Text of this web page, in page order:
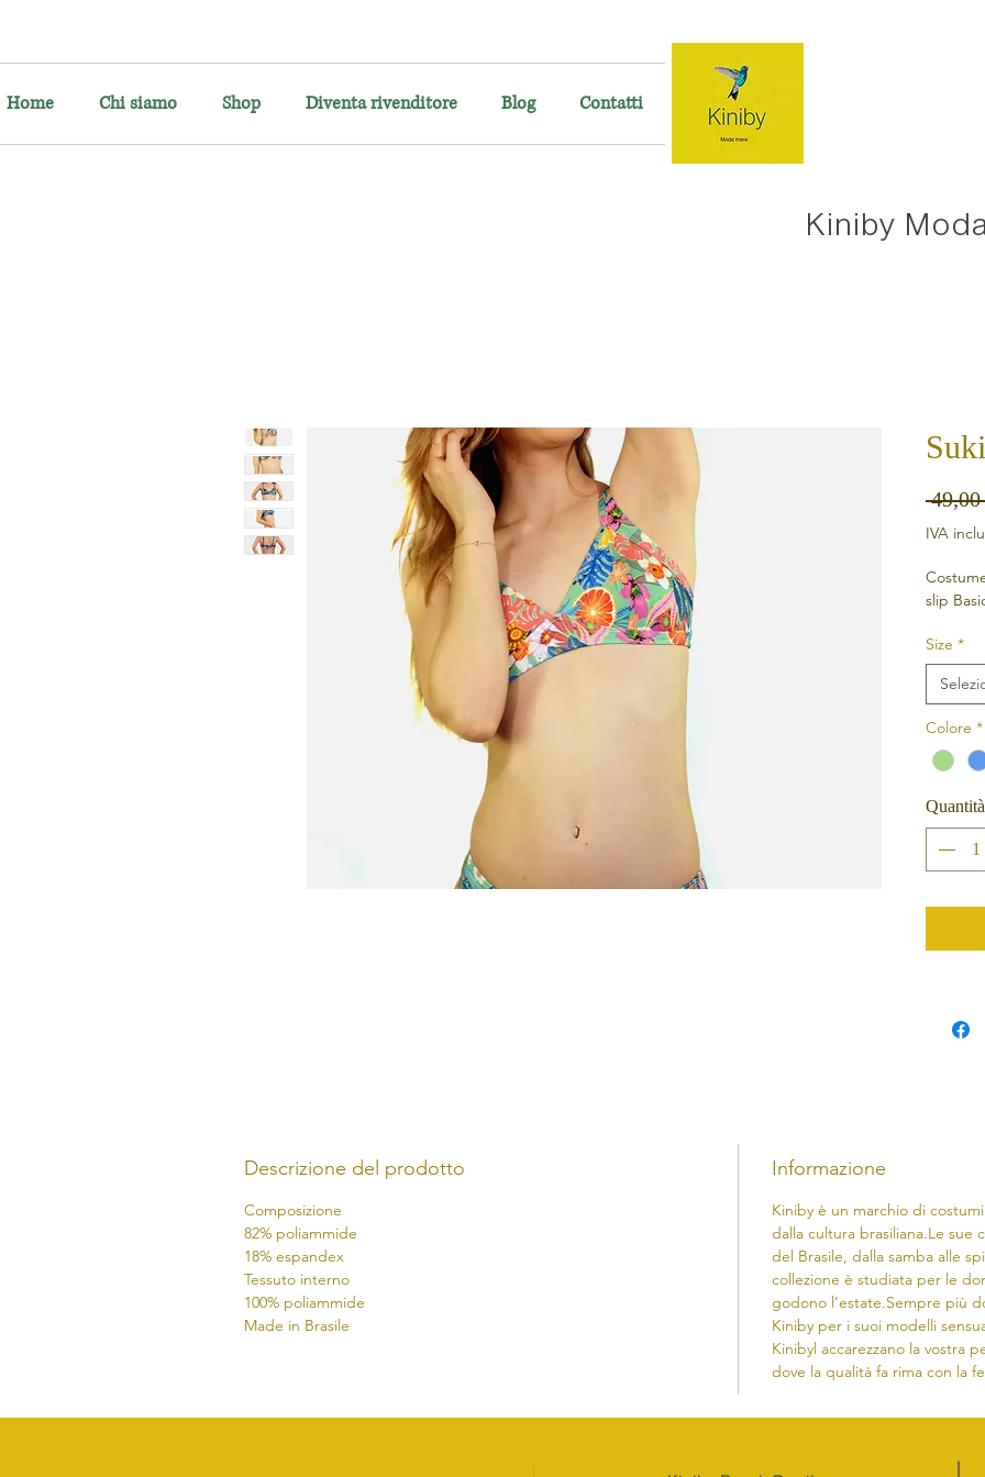
Home Chi siamo Shop Diventa rivenditore Blog Contatti
Kiniby
49,00
IVA
slip
Size *
Colore *
Quantità
Descrizione del prodotto
Composizione
82% poliammide
18% espandex
Tessuto interno
100% poliammide
Made in Brasile
Informazione
Kiniby è un marchio di
dalla cultura brasiliana.​Le sue
del Brasile, dalla samba alle
collezione è studiata per le
godono l’estate.Sempre più
Kiniby per i suoi modelli
Kinibyl accarezzano la vostra
dove la qualità fa rima con la